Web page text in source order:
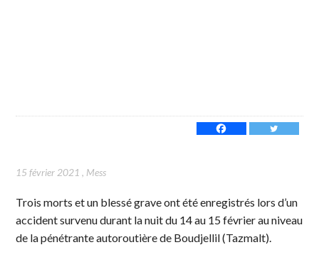
15 février 2021 , Mess
Trois morts et un blessé grave ont été enregistrés lors d’un
accident survenu durant la nuit du 14 au 15 février au niveau
de la pénétrante autoroutière de Boudjellil (Tazmalt).